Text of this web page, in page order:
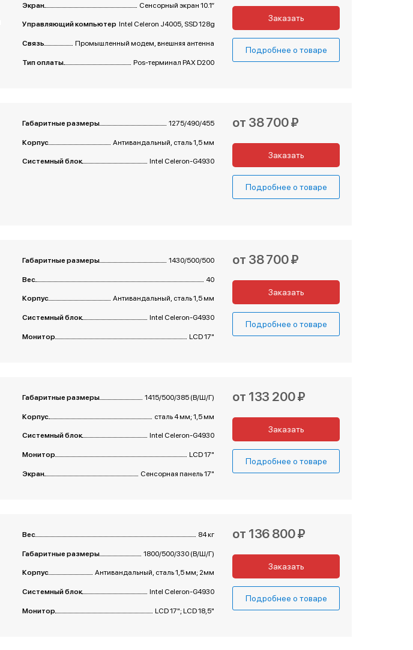
Экран Сенсорный экран 10.1”
Управляющий компьютер Intel Celeron J4005, SSD 128gb, RAM 4gb
Связь Промышленный модем, внешняя антенна
Тип оплаты Pos-терминал PAX D200
Заказать
Подробнее о товаре
Габаритные размеры 1275/490/455
Корпус Антивандальный, сталь 1,5 мм
Системный блок Intel Celeron-G4930
от 38 700 ₽
Заказать
Подробнее о товаре
Габаритные размеры 1430/500/500
Вес 40
Корпус Антивандальный, сталь 1,5 мм
Системный блок Intel Celeron-G4930
Монитор LCD 17"
от 38 700 ₽
Заказать
Подробнее о товаре
Габаритные размеры 1415/500/385 (В/Ш/Г)
Корпус сталь 4 мм; 1,5 мм
Системный блок Intel Celeron-G4930
Монитор LCD 17"
Экран Сенсорная панель 17"
от 133 200 ₽
Заказать
Подробнее о товаре
Вес 84 кг
Габаритные размеры 1800/500/330 (В/Ш/Г)
Корпус Антивандальный, сталь 1,5 мм; 2мм
Системный блок Intel Celeron-G4930
Монитор LCD 17"; LCD 18,5"
от 136 800 ₽
Заказать
Подробнее о товаре